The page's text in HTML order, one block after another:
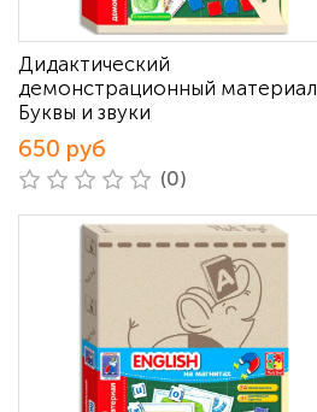
Дидактический
демонстрационный материал
Буквы и звуки
650 руб
(0)